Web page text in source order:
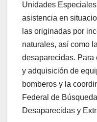
Unidades
asistencia en
las originadas por
naturales, así como
desaparecidas.
y adquisición de
bomberos y la
Federal de
Desaparecidas y